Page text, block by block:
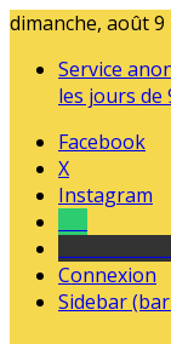
dimanche, août 9
Service
les jours de
Facebook
X
Instagram
Connexion
Sidebar